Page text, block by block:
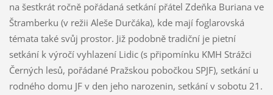
na šestkrát ročně pořádaná setkání přátel Zdeňka Buriana ve
Štramberku (v režii Aleše Durčáka), kde mají foglarovská
témata také svůj prostor. Již podobně tradiční je pietní
setkání k výročí vyhlazení Lidic (s připomínku KMH Strážci
Černých lesů, pořádané Pražskou pobočkou SPJF), setkání u
rodného domu JF v den jeho narozenin, setkání v sobotu 21.